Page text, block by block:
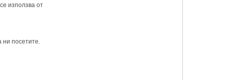
използва от
посетите.